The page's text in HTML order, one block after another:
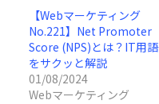
【Webマーケティング
No.221】Net Promoter
Score (NPS)とは？IT用語
をサクッと解説
01/08/2024
Webマーケティング